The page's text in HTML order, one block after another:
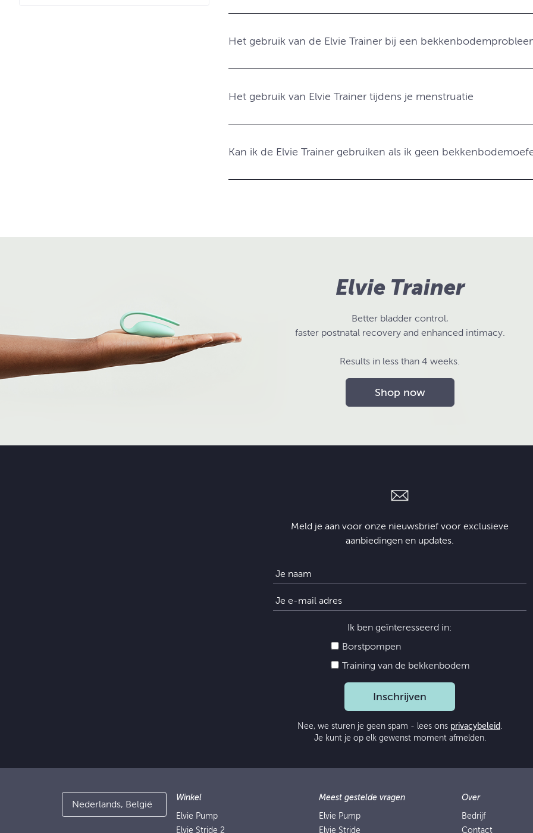
Het gebruik van de Elvie Trainer bij een
Het gebruik van Elvie Trainer tijdens je menstruatie
Kan ik de Elvie Trainer gebruiken als ik geen
Elvie Trainer
Better bladder control,
faster postnatal recovery and enhanced intimacy.
Results in less than 4 weeks.
Shop now
Meld je aan voor onze nieuwsbrief voor exclusieve
aanbiedingen en updates.
Ik ben geïnteresseerd in:
Borstpompen
Training van de bekkenbodem
Inschrijven
Nee, we sturen je geen spam - lees ons privacybeleid .
Je kunt je op elk gewenst moment afmelden.
Nederlands, België
Winkel
Elvie Pump
Elvie Stride 2
Meest gestelde vragen
Elvie Pump
Elvie Stride
Over
Bedrijf
Contact